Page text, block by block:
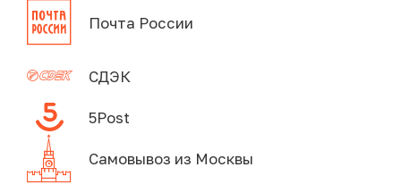
Почта России
СДЭК
5Post
Самовывоз из Москвы